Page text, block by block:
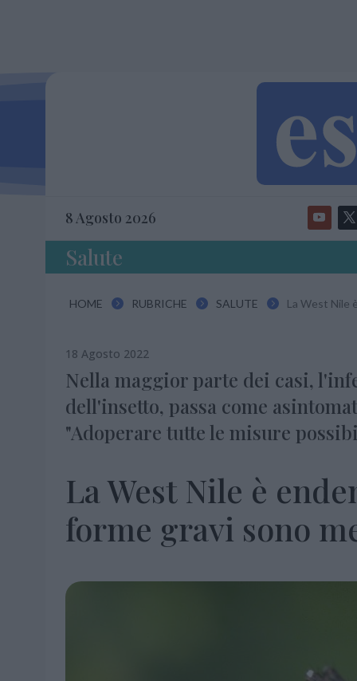
8 Agosto 2026
Salute
HOME  RUBRICHE  SALUTE  La West Nile
18 Agosto 2022
Nella maggior parte dei casi,
dell'insetto, passa come
"Adoperare tutte le misure
La West Nile è
forme gravi sono